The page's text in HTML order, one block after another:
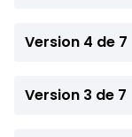
Version 4 de 7
Version 3 de 7